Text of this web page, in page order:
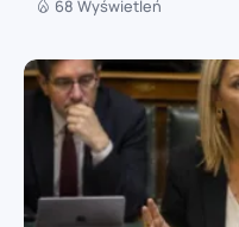
68 Wyświetleń